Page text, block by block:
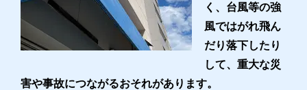
く、台風等の強
風ではがれ飛ん
だり落下したり
して、重大な災
害や事故につながるおそれがあります。